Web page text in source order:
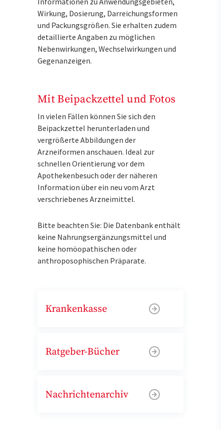
Wirkung, Dosierung, Darreichungsformen
und Packungsgrößen. Sie erhalten zudem
detaillierte Angaben zu möglichen
Nebenwirkungen, Wechselwirkungen und
Gegenanzeigen.
Mit Beipackzettel und Fotos
In vielen Fällen können Sie sich den
Beipackzettel herunterladen und
vergrößerte Abbildungen der
Arzneiformen anschauen. Ideal zur
schnellen Orientierung vor dem
Apothekenbesuch oder der näheren
Information über ein neu vom Arzt
verschriebenes Arzneimittel.
Bitte beachten Sie: Die Datenbank enthält
keine Nahrungsergänzungsmittel und
keine homöopathischen oder
anthroposophischen Präparate.
Krankenkasse
Ratgeber-Bücher
Nachrichtenarchiv